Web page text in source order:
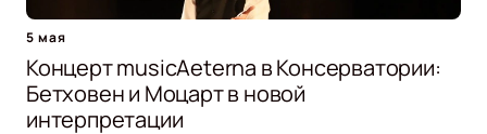
5 мая
Концерт musicAeterna в Консерватории:
Бетховен и Моцарт в новой
интерпретации